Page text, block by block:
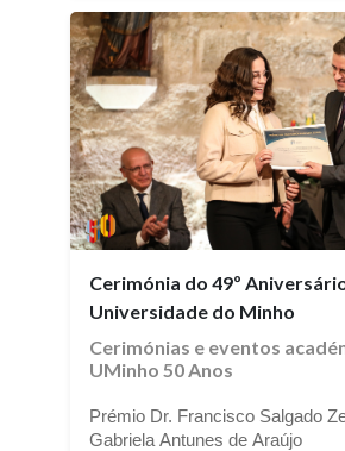
Cerimónia do 49º
Universidade do Minho
Cerimónias e eventos
UMinho 50 Anos
Prémio Dr. Francisco Salgado
Gabriela Antunes de Araújo